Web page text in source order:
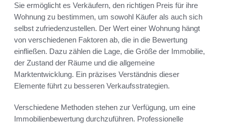
Sie ermöglicht es Verkäufern, den richtigen Preis für ihre
Wohnung zu bestimmen, um sowohl Käufer als auch sich
selbst zufriedenzustellen. Der Wert einer Wohnung hängt
von verschiedenen Faktoren ab, die in die Bewertung
einfließen. Dazu zählen die Lage, die Größe der Immobilie,
der Zustand der Räume und die allgemeine
Marktentwicklung. Ein präzises Verständnis dieser
Elemente führt zu besseren Verkaufsstrategien.
Verschiedene Methoden stehen zur Verfügung, um eine
Immobilienbewertung durchzuführen. Professionelle